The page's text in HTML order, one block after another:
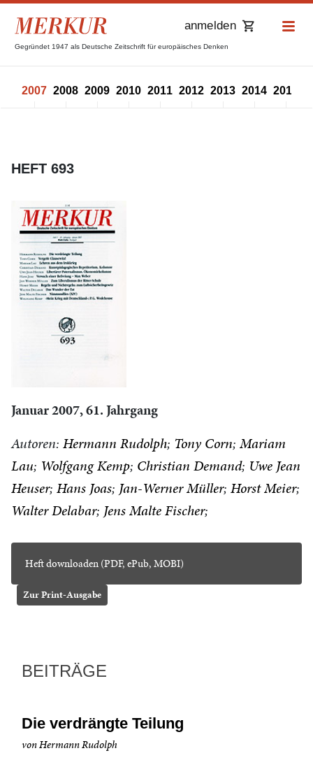
Gegründet 1947 als Deutsche Zeitschrift für europäisches Denken
anmelden
2007 2008 2009 2010 2011 2012 2013 2014 2015
HEFT 693
Januar 2007, 61. Jahrgang
Autoren: Hermann Rudolph Tony Corn Mariam
Lau Wolfgang Kemp Christian Demand Uwe Jean
Heuser Hans Joas Jan-Werner Müller Horst Meier
Walter Delabar Jens Malte Fischer
Heft downloaden (PDF, ePub, MOBI)
Zur Print-Ausgabe
BEITRÄGE
Die verdrängte Teilung
von Hermann Rudolph